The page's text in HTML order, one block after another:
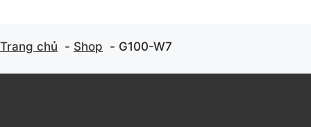
Trang chủ Shop G100-W7